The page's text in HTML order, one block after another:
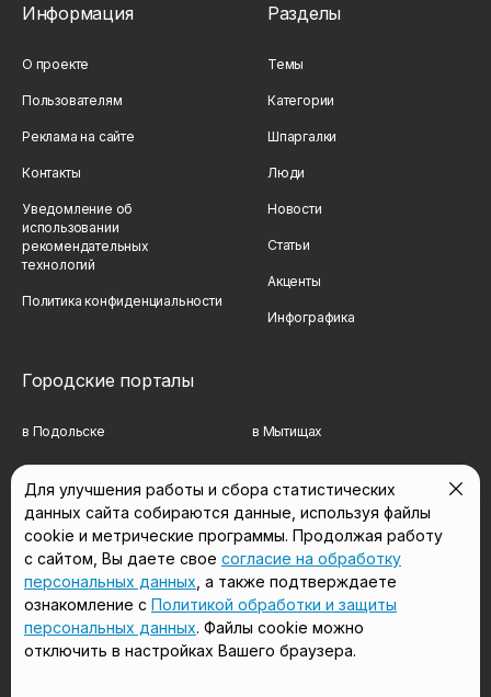
Информация
О проекте
Пользователям
Реклама на сайте
Контакты
Уведомление об
использовании
рекомендательных
технологий
Политика конфиденциальности
Разделы
Темы
Категории
Шпаргалки
Люди
Новости
Статьи
Акценты
Инфографика
Городские порталы
в Подольске в Мытищах
в Сергиевом Посаде в Люберцах
в Красногорске в Королёве
в Домодедово в Щёлково
Мы в соцсетях
Для улучшения работы и сбора статистических
данных сайта собираются данные, используя файлы
cookie и метрические программы. Продолжая работу
с сайтом, Вы даете свое согласие на обработку
персональных данных , а также подтверждаете
ознакомление с Политикой обработки и защиты
персональных данных. Файлы cookie можно
отключить в настройках Вашего браузера.